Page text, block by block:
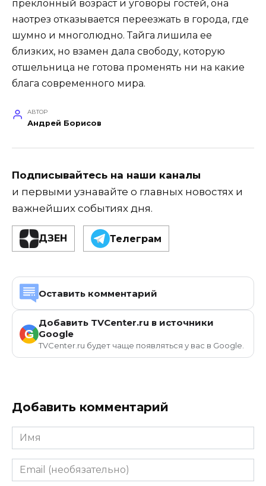
преклонный возраст и уговоры гостей, она
наотрез отказывается переезжать в города, где
шумно и многолюдно. Тайга лишила ее
близких, но взамен дала свободу, которую
отшельница не готова променять ни на какие
блага современного мира.
АВТОР
Андрей Борисов
Подписывайтесь на наши каналы
и первыми узнавайте о главных новостях и
важнейших событиях дня.
ДЗЕН Телеграм
Оставить комментарий
G
Добавить TVCenter.ru в источники
Google
TVCenter.ru будет чаще появляться у вас в Google.
Добавить комментарий
Имя
Email
(необязательно)